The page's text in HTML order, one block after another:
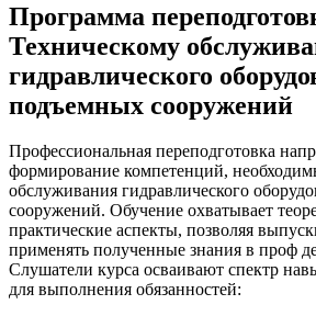
Программа
Техническому
гидравлического
подъемных сооружений
Профессиональная переподготовка
формирование компетенций,
обслуживания гидравлического
сооружений. Обучение охватывает
практические аспекты, позволяя
применять полученные знания в проф
Слушатели курса осваивают спектр
для выполнения обязанностей: